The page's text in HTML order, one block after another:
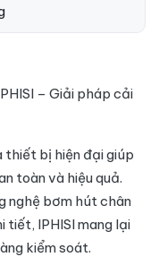
– Giải pháp cải
thiết bị hiện đại giúp
toàn và hiệu quả.
nghệ bơm hút chân
tiết, IPHISI mang lại
kiểm soát.